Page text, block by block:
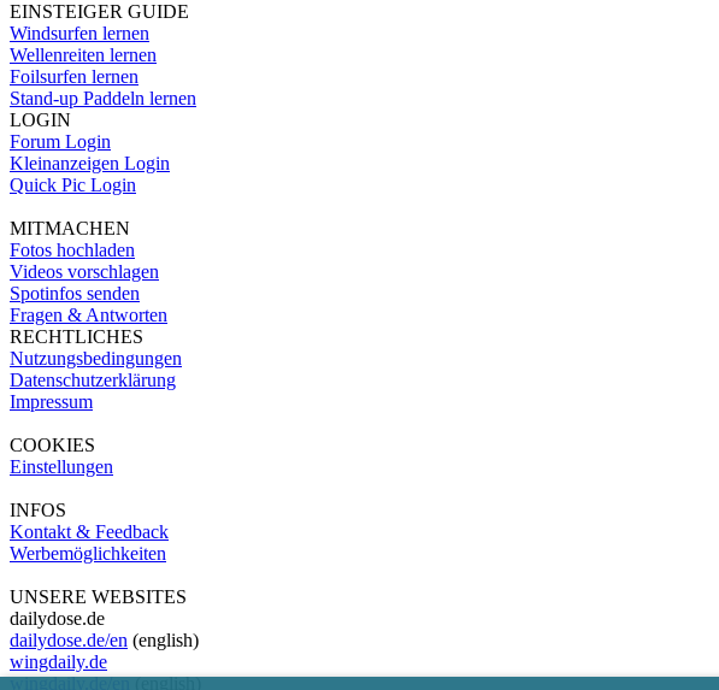
EINSTEIGER GUIDE
Windsurfen lernen
Wellenreiten lernen
Foilsurfen lernen
Stand-up Paddeln lernen
LOGIN
Forum Login
Kleinanzeigen Login
Quick Pic Login
MITMACHEN
Fotos hochladen
Videos vorschlagen
Spotinfos senden
Fragen & Antworten
RECHTLICHES
Nutzungsbedingungen
Datenschutzerklärung
Impressum
COOKIES
Einstellungen
INFOS
Kontakt & Feedback
Werbemöglichkeiten
UNSERE WEBSITES
dailydose.de
dailydose.de/en (english)
wingdaily.de
wingdaily.de/en(english)